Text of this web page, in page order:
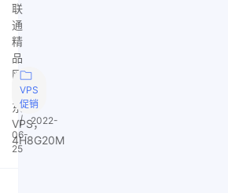
联
通
精
品
网；
广
东
VPS，
4H8G20M
VPS
促销
|
2022-
06-
25